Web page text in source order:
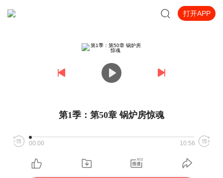
打开APP
第1季：第50章 锅炉房惊魂
00:00 10:56